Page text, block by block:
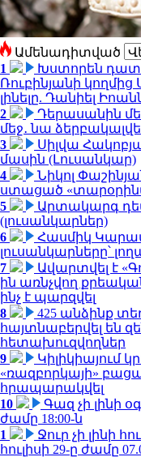
Ամենադիտված
1
Խստորեն
Ռուբինյանի
լինելը. Դանիել
2
Դերասանին
մեջ․ նա
3
Սիլվա
մասին (Լուսանկար)
4
Նիկոլ
ստացած
5
Արտակարգ
(լուսանկարներ)
6
Հասմիկ
լուսանկարները՝
7
Ավարտվել է
ին առնչվող
ինչ է պարզվել
8
425 անձինք
հայտնաբերվել են
հետախուզվողներ
9
Կիլիկիայում
«ռազբորկայի»
հրապարակվել
10
Գազ չի լինի
ժամը 18:00-ն
1
Ջուր չի լինի
հուլիսի 29-ը ժամը